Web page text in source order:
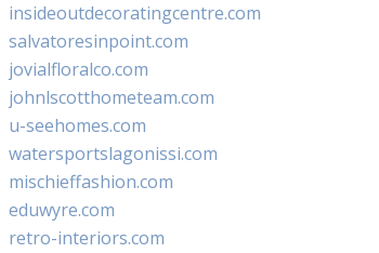
insideoutdecoratingcentre.com
salvatoresinpoint.com
jovialfloralco.com
johnlscotthometeam.com
u-seehomes.com
watersportslagonissi.com
mischieffashion.com
eduwyre.com
retro-interiors.com